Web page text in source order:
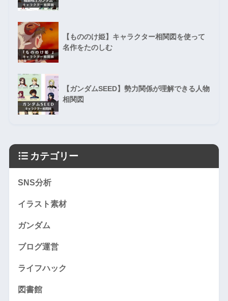
【もののけ姫】キャラクター相関図を使って
名作をたのしむ
【ガンダムSEED】勢力関係が理解できる人物
相関図
カテゴリー
SNS分析
イラスト素材
ガンダム
ブログ運営
ライフハック
図書館